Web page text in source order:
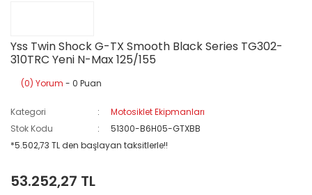
Yss Twin Shock G-TX Smooth Black Series TG302-
310TRC Yeni N-Max 125/155
(0) Yorum - 0 Puan
Kategori
Motosiklet Ekipmanları
Stok Kodu
51300-B6H05-GTXBB
*5.502,73 TL den başlayan taksitlerle!!
53.252,27 TL